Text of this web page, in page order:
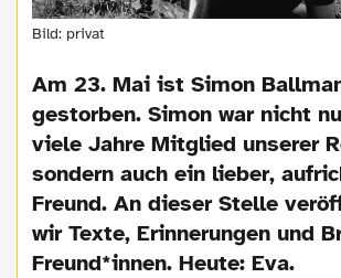
Bild: privat
Am 23. Mai ist Simon
gestorben. Simon war nicht
viele Jahre Mitglied unserer
sondern auch ein lieber,
Freund. An dieser Stelle
wir Texte, Erinnerungen und
Freund*innen. Heute: Eva.